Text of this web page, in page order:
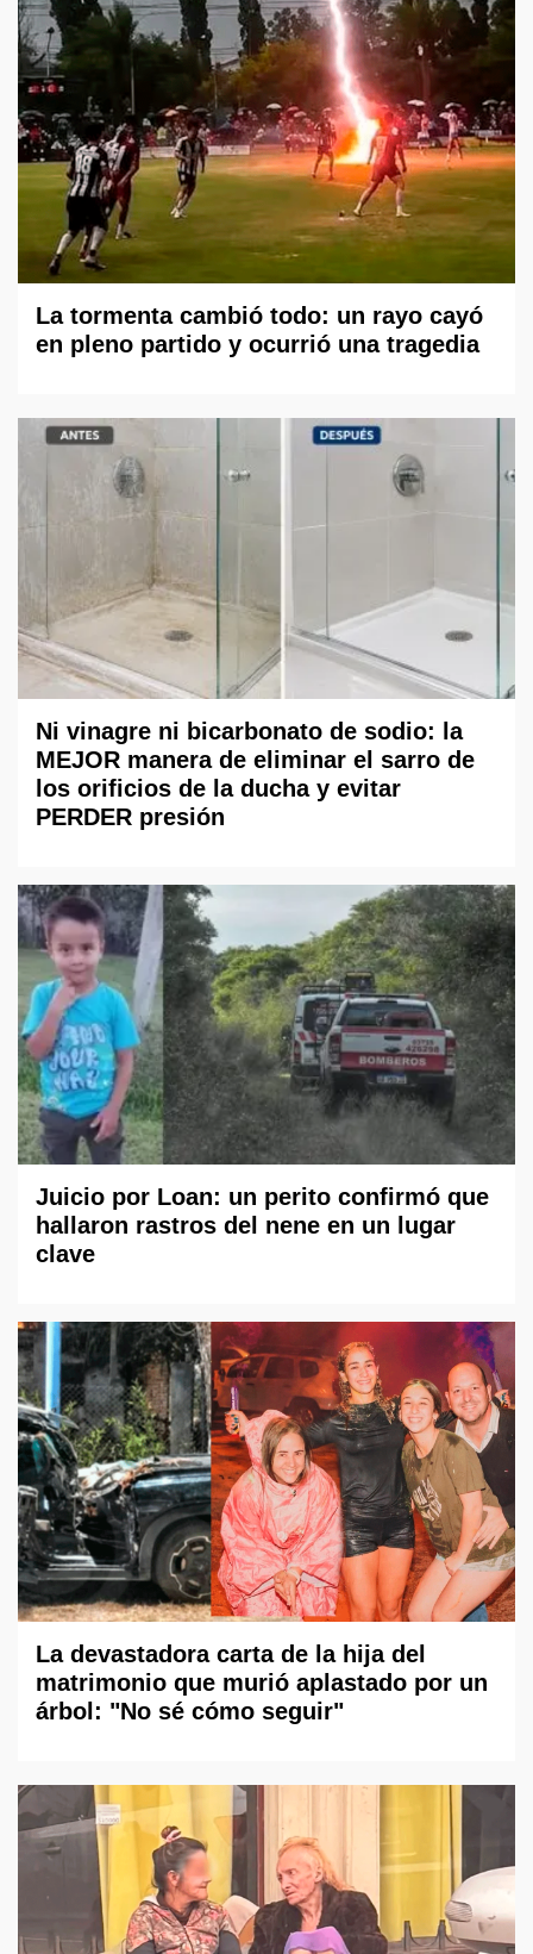
La tormenta cambió todo: un rayo cayó
en pleno partido y ocurrió una tragedia
Ni vinagre ni bicarbonato de sodio: la
MEJOR manera de eliminar el sarro de
los orificios de la ducha y evitar
PERDER presión
Juicio por Loan: un perito confirmó que
hallaron rastros del nene en un lugar
clave
La devastadora carta de la hija del
matrimonio que murió aplastado por un
árbol: "No sé cómo seguir"